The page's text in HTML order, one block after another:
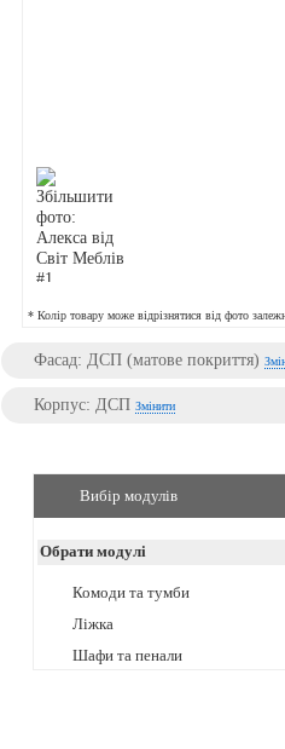
* Колір товару може відрізнятися від фото
Фасад: ДСП (матове покриття)
Корпус: ДСП Змінити
Вибір модулів
Обрати модулі
Комоди та тумби
Ліжка
Шафи та пенали